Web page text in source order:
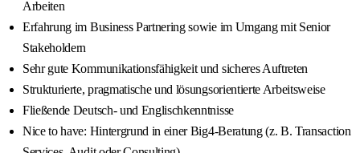
Arbeiten
Erfahrung im Business Partnering sowie im Umgang mit Senior
Stakeholdern
Sehr gute Kommunikationsfähigkeit und sicheres Auftreten
Strukturierte, pragmatische und lösungsorientierte Arbeitsweise
Fließende Deutsch- und Englischkenntnisse
Nice to have: Hintergrund in einer Big4-Beratung (z. B. Transaction